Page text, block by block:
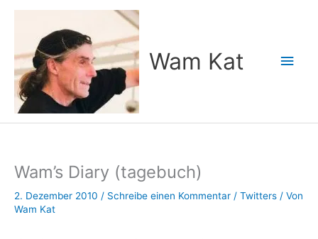
Wam Kat
Wam’s Diary (tagebuch)
2. Dezember 2010 / Schreibe einen Kommentar / Twitters / Von
Wam Kat